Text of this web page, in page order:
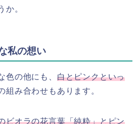
か。
私の想い
色の他にも、 白とピンクといっ
組み合わせもあります。
ビオラの花言葉「純粋」とピン